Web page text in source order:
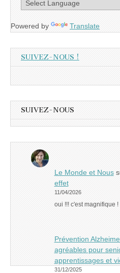
Powered by Translate
SUIVEZ-NOUS !
SUIVEZ-NOUS
Le Monde et Nous
effet
11/04/2026
oui !!! c'est magnifique !
Prévention
agréables pour
apprentissages et
31/12/2025